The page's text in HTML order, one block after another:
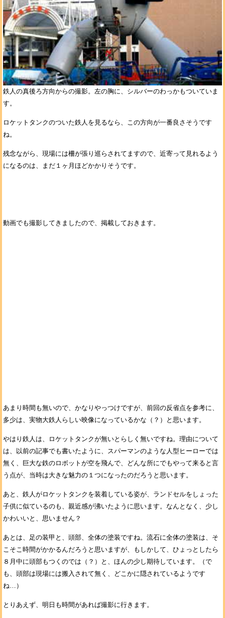
鉄人の真後ろ方向からの撮影。左の胸に、シルバーのわっかもついていま
す。
ロケットタンクのついた鉄人を見るなら、この方向が一番良さそうです
ね。
残念ながら、現場には柵が張り巡らされてますので、近寄って見れるよう
になるのは、まだ１ヶ月ほどかかりそうです。
動画でも撮影してきましたので、掲載しておきます。
あまり時間も無いので、かなりやっつけですが、前回の反省点を参考に、
多少は、実物大鉄人らしい映像になっているかな（？）と思います。
やはり鉄人は、ロケットタンクが無いとらしく無いですね。理由について
は、以前の記事でも書いたように、スパーマンのような人型ヒーローでは
無く、巨大な鉄のロボットが空を飛んで、どんな所にでもやって来ると言
う点が、当時は大きな魅力の１つになったのだろうと思います。
あと、鉄人がロケットタンクを装着している姿が、ランドセルをしょった
子供に似ているのも、親近感が沸いたように思います。なんとなく、少し
かわいいと、思いません？
あとは、足の装甲と、頭部、全体の塗装ですね。流石に全体の塗装は、そ
こそこ時間がかかるんだろうと思いますが、もしかして、ひょっとしたら
８月中に頭部もつくのでは（？）と、ほんの少し期待しています。（で
も、頭部は現場には搬入されて無く、どこかに隠されているようです
ね…）
とりあえず、明日も時間があれば撮影に行きます。